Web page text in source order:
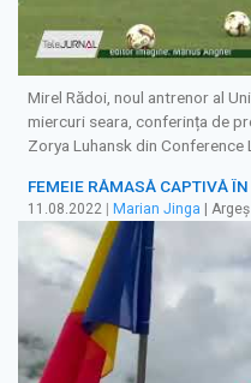
Mirel Rădoi, noul antrenor al
miercuri seara, conferința de
Zorya Luhansk din Conference
FEMEIE RĂMASĂ CAPTIVĂ ÎN
11.08.2022 Marian Jinga | Argeș